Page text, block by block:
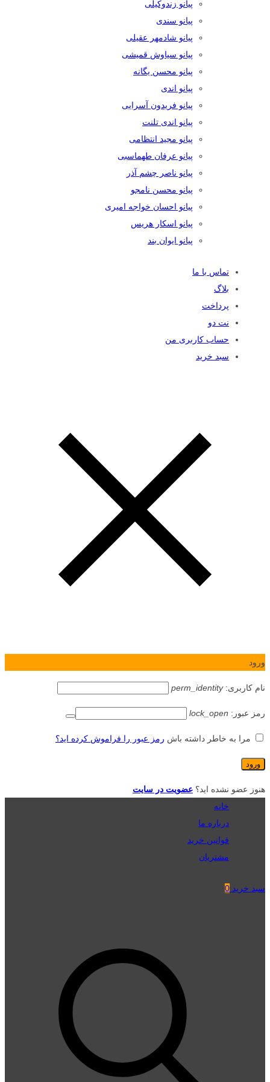
پیانو زندوکیلی
پیانو سندی
پیانو شادمهر عقیلی
پیانو سیاوش قمیشی
پیانو محسن یگانه
پیانو اندی
پیانو فریدون آسرایی
پیانو اندی تلنت
پیانو مجید انتظامی
پیانو عرفان طهماسبی
پیانو ناصر چشم آذر
پیانو محسن نامجو
پیانو احسان خواجه امیری
پیانو اسکار هریس
پیانو ایوان بند
تماس با ما
بلاگ
پرداخت
نت دو
حساب کاربری من
سبد خرید
ورود
نام کاربری:perm_identity
رمز عبور: lock_open
مرا به خاطر داشته باش رمز عبور را فراموش کرده اید؟
هنوز عضو نشده اید؟ عضویت در سایت
خانه
درباره ما
قوانین خرید
مشتریان
سبد خرید 0